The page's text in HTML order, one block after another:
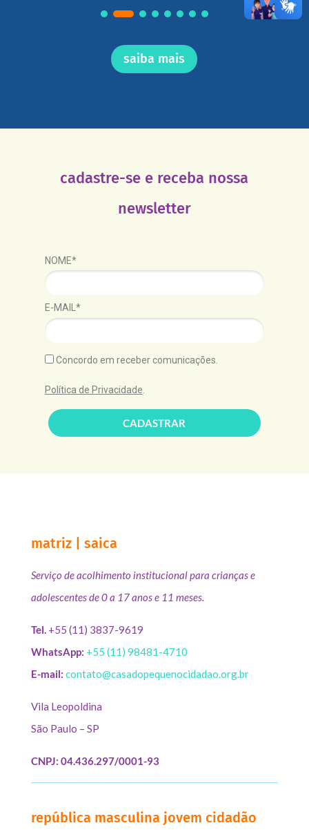
saiba mais
cadastre-se e receba nossa
newsletter
NOME*
E-MAIL*
Concordo em receber comunicações.
Política de Privacidade
CADASTRAR
matriz | saica
Serviço de acolhimento institucional para crianças e
adolescentes de 0 a 17 anos e 11 meses.
Tel.+55 (11) 3837-9619
WhatsApp: +55 (11) 98481-4710
E-mail: contato@casadopequenocidadao.org.br
Vila Leopoldina
São Paulo – SP
CNPJ: 04.436.297/0001-93
república masculina jovem cidadão